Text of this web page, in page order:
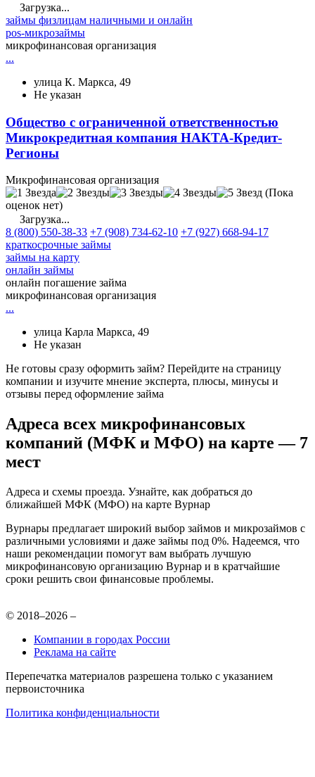
Загрузка...
займы физлицам наличными и онлайн
pos-микрозаймы
микрофинансовая организация
...
улица К. Маркса, 49
Не указан
Общество с ограниченной ответственностью
Микрокредитная компания НАКТА-Кредит-
Регионы
Микрофинансовая организация
(Пока
оценок нет)
Загрузка...
8 (800) 550-38-33 +7 (908) 734-62-10 +7 (927) 668-94-17
краткосрочные займы
займы на карту
онлайн займы
онлайн погашение займа
микрофинансовая организация
...
улица Карла Маркса, 49
Не указан
Не готовы сразу оформить займ? Перейдите на страницу
компании и изучите мнение эксперта, плюсы, минусы и
отзывы перед оформление займа
Адреса всех микрофинансовых
компаний (МФК и МФО) на карте — 7
мест
Адреса и схемы проезда. Узнайте, как добраться до
ближайшей МФК (МФО) на карте Вурнар
Вурнары предлагает широкий выбор займов и микрозаймов с
различными условиями и даже займы под 0%. Надеемся, что
наши рекомендации помогут вам выбрать лучшую
микрофинансовую организацию Вурнар и в кратчайшие
сроки решить свои финансовые проблемы.
© 2018–2026 –
Компании в городах России
Реклама на сайте
Перепечатка материалов разрешена только с указанием
первоисточника
Политика конфиденциальности